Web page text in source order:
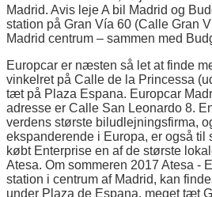
Madrid. Avis leje A bil Madrid og
station på Gran Vía 60 (Calle Gran
Madrid centrum – sammen med
Europcar er næsten så let at finde
vinkelret på Calle de la Princessa
tæt på Plaza Espana. Europcar
adresse er Calle San Leonardo 8.
verdens største biludlejningsfirma,
ekspanderende i Europa, er også til
købt Enterprise en af de største
Atesa. Om sommeren 2017 Atesa -
station i centrum af Madrid, kan
under Plaza de Espana, meget tæt